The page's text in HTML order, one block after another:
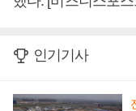
인기기사